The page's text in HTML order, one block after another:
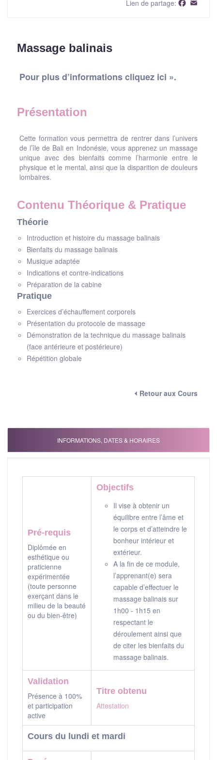
Lien de partage:
Massage balinais
Pour plus d’informations cliquez ici ».
Présentation
Cette formation vous permettra de rentrer dans l’univers
de l’île de Bali en Indonésie, vous apprenez un massage
unique avec des bienfaits comme l’harmonie entre le
physique et le mental, ainsi que la disparition de douleurs
lombaires.
Contenu Théorique & Pratique
Théorie
Introduction et histoire du massage balinais
Bienfaits du massage balinais
Musique adaptée
Indications et contre-indications
Préparation de la cabine
Pratique
Exercices d’échauffement corporels
Présentation du protocole de massage
Démonstration de la technique du massage balinais
(face antérieure et postérieure)
Répétition globale
⏴ Retour aux Cours
INFORMATIONS, DATES & HORAIRES
Pré-requis
Diplômée en
esthétique ou
praticienne
expérimentée
(toute personne
exerçant dans le
milieu de la beauté
ou du bien-être)
Objectifs
Il vise à obtenir un
équilibre entre l’âme et
le corps et d’atteindre le
bonheur intérieur et
extérieur.
A la fin de ce module,
l’apprenant(e) sera
capable d’effectuer le
massage balinais sur
1h00 - 1h15 en
respectant le
déroulement ainsi que
de citer les bienfaits du
massage balinais.
Validation
Présence à 100%
et participation
active
Titre obtenu
Attestation
Cours du lundi et mardi